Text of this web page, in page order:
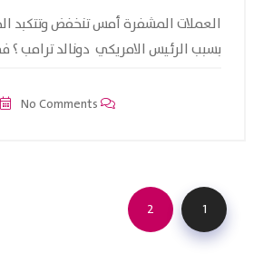
العملات المشفرة أمس تنخفض وتتكبد
بسبب الرئيس الامريكي دونالد ترامب ؟
1
2